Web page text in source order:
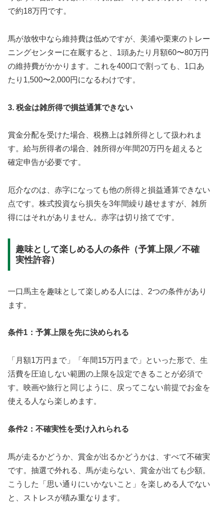
で約18万円です。
馬が放牧中なら維持費は低めですが、美浦や栗東のトレー
ニングセンターに在厩すると、1頭あたり月額60〜80万円
の維持費がかかります。これを400口で割っても、1口あ
たり1,500〜2,000円になるわけです。
3. 税金は雑所得で損益通算できない
賞金分配を受けた場合、税務上は雑所得として扱われま
す。給与所得者の場合、雑所得が年間20万円を超えると
確定申告が必要です。
厄介なのは、赤字になっても他の所得と損益通算できない
点です。株式投資なら損失を3年間繰り越せますが、雑所
得にはそれがありません。赤字は切り捨てです。
趣味として楽しめる人の条件（予算上限／不確
実性許容）
一口馬主を趣味として楽しめる人には、2つの条件があり
ます。
条件1：予算上限を先に決められる
「月額1万円まで」「年間15万円まで」といった形で、生
活費を圧迫しない範囲の上限を設定できることが必須で
す。映画や旅行と同じように、戻ってこない前提でお金を
使える人なら楽しめます。
条件2：不確実性を受け入れられる
馬が走るかどうか、賞金が出るかどうかは、すべて不確実
です。抽選で外れる、馬が走らない、賞金が出ても少額。
こうした「思い通りにいかないこと」を楽しめる人でない
と、ストレスが積み重なります。